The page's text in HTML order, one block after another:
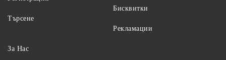
Търсене
Бисквитки
Рекламации
За Нас